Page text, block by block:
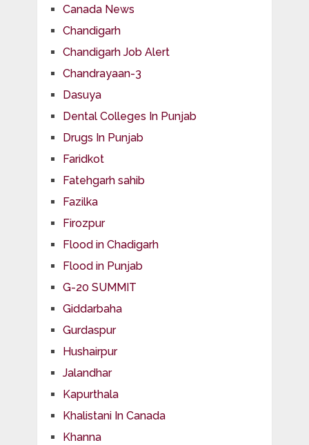
Canada News
Chandigarh
Chandigarh Job Alert
Chandrayaan-3
Dasuya
Dental Colleges In Punjab
Drugs In Punjab
Faridkot
Fatehgarh sahib
Fazilka
Firozpur
Flood in Chadigarh
Flood in Punjab
G-20 SUMMIT
Giddarbaha
Gurdaspur
Hushairpur
Jalandhar
Kapurthala
Khalistani In Canada
Khanna